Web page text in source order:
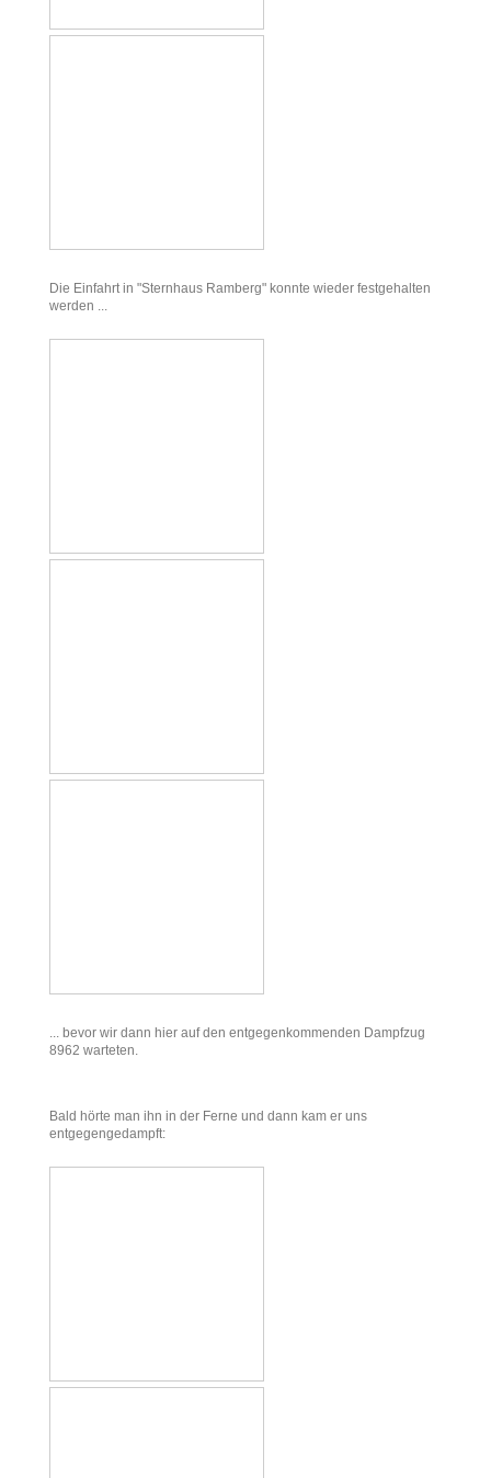
Die Einfahrt in "Sternhaus Ramberg" konnte wieder festgehalten
werden ...
... bevor wir dann hier auf den entgegenkommenden Dampfzug
8962 warteten.
Bald hörte man ihn in der Ferne und dann kam er uns
entgegengedampft: